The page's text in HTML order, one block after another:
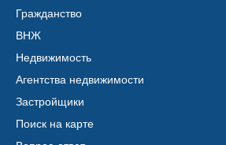
Гражданство
ВНЖ
Недвижимость
Агентства недвижимости
Застройщики
Поиск на карте